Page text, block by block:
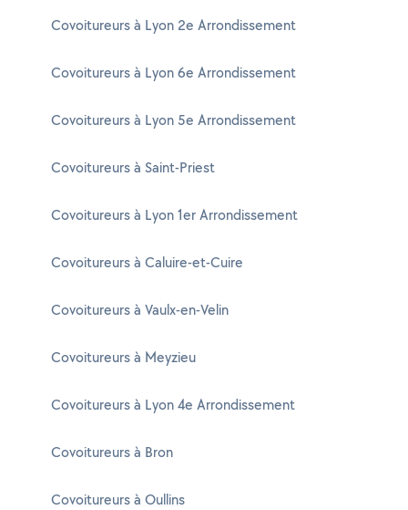
Covoitureurs à Lyon 2e Arrondissement
Covoitureurs à Lyon 6e Arrondissement
Covoitureurs à Lyon 5e Arrondissement
Covoitureurs à Saint-Priest
Covoitureurs à Lyon 1er Arrondissement
Covoitureurs à Caluire-et-Cuire
Covoitureurs à Vaulx-en-Velin
Covoitureurs à Meyzieu
Covoitureurs à Lyon 4e Arrondissement
Covoitureurs à Bron
Covoitureurs à Oullins